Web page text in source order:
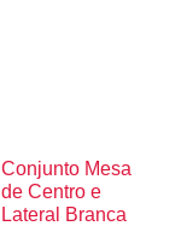
Conjunto Mesa
de Centro e
Lateral Branca